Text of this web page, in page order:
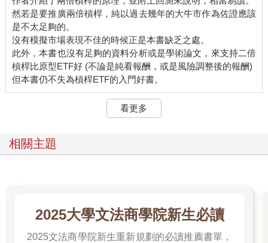
然若是要推廣兩倍槓桿，純以過去幾年的大牛市作為佐證應該
是不太足夠的。
沒有模擬市場表現不佳的時候正是本書缺乏之處。
此外，本書也沒有足夠的資料分析或是學術論文，來支持二倍
槓桿比原型ETF好 (不論是純看報酬，或是風險調整後的報酬)
看更多
相關主題
2025大學文法商學院新生必讀
2025文法商學院新生重新規劃的必讀推薦書單，